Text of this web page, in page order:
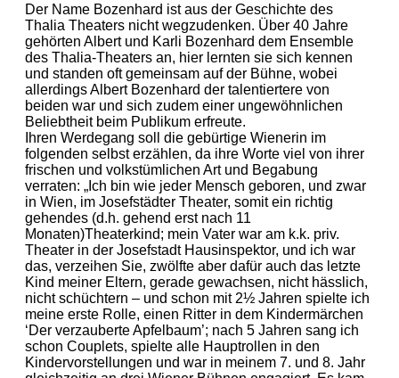
Der Name Bozenhard ist aus der Geschichte des
Thalia Theaters nicht wegzudenken. Über 40 Jahre
gehörten Albert und Karli Bozenhard dem Ensemble
des Thalia-Theaters an, hier lernten sie sich kennen
und standen oft gemeinsam auf der Bühne, wobei
allerdings Albert Bozenhard der talentiertere von
beiden war und sich zudem einer ungewöhnlichen
Beliebtheit beim Publikum erfreute.
Ihren Werdegang soll die gebürtige Wienerin im
folgenden selbst erzählen, da ihre Worte viel von ihrer
frischen und volkstümlichen Art und Begabung
verraten: „Ich bin wie jeder Mensch geboren, und zwar
in Wien, im Josefstädter Theater, somit ein richtig
gehendes (d.h. gehend erst nach 11
Monaten)Theaterkind; mein Vater war am k.k. priv.
Theater in der Josefstadt Hausinspektor, und ich war
das, verzeihen Sie, zwölfte aber dafür auch das letzte
Kind meiner Eltern, gerade gewachsen, nicht hässlich,
nicht schüchtern – und schon mit 2½ Jahren spielte ich
meine erste Rolle, einen Ritter in dem Kindermärchen
‘Der verzauberte Apfelbaum’; nach 5 Jahren sang ich
schon Couplets, spielte alle Hauptrollen in den
Kindervorstellungen und war in meinem 7. und 8. Jahr